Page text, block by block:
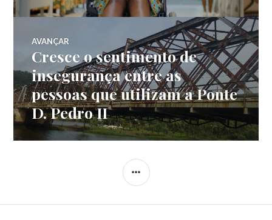
AVANÇAR
Próximo
post:
Cresce o sentimento de
insegurança entre as
pessoas que utilizam a Ponte
D. Pedro II
LATERAL